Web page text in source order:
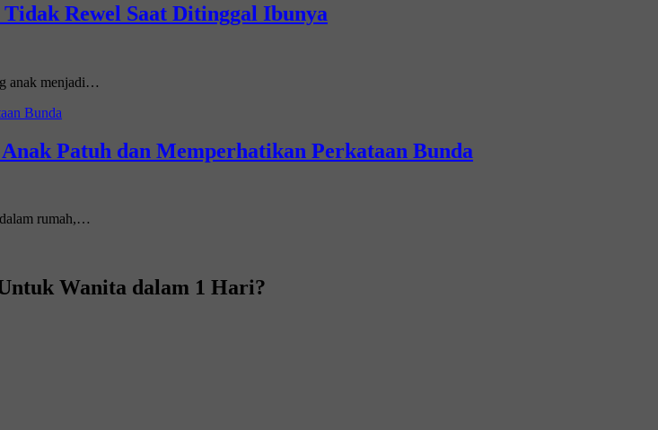
Rewel Saat Ditinggal Ibunya
anak menjadi…
Patuh dan Memperhatikan Perkataan Bunda
rumah,…
Wanita dalam 1 Hari?